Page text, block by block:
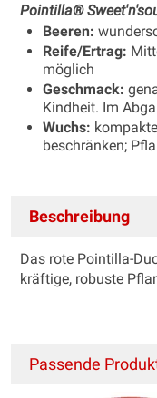
Pointilla®
Beeren:
Reife/Ertrag:
möglich
Geschmack:
Kindheit. Im
Wuchs:
beschränken;
Beschreibung
Das rote Pointilla-
kräftige, robuste
Passende